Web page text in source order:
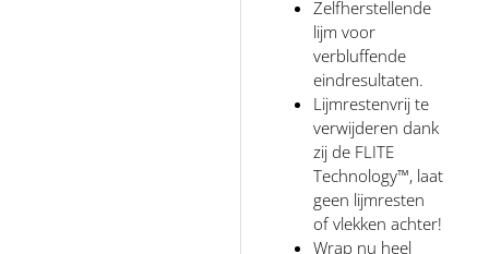
Zelfherstellende
lijm voor
verbluffende
eindresultaten.
Lijmrestenvrij te
verwijderen dank
zij de FLITE
Technology™, laat
geen lijmresten
of vlekken achter!
Wrap nu heel